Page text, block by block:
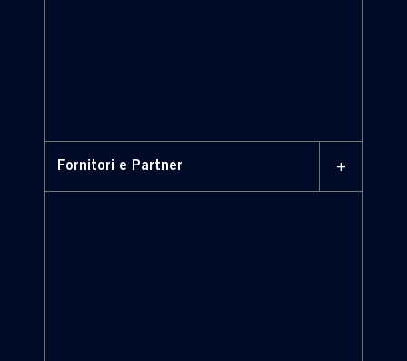
Fornitori e Partner +